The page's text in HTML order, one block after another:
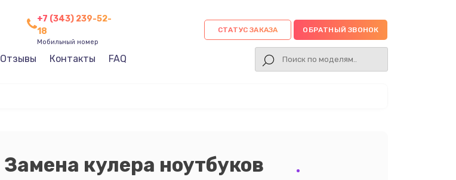
+7 (343) 239-52-
18
Мобильный номер
СТАТУС ЗАКАЗА ОБРАТНЫЙ ЗВОНОК
Отзывы Контакты FAQ
Замена кулера ноутбуков